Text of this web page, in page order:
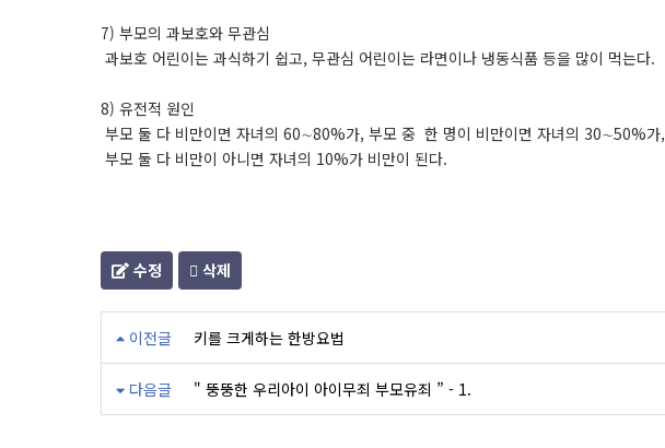
7) 부모의 과보호와 무관심
과보호 어린이는 과식하기 쉽고, 무관심 어린이는 라면이나 냉동식품 등을 많이 먹는다.
8) 유전적 원인
부모 둘 다 비만이면 자녀의 60∼80%가, 부모 중 한 명이 비만이면 자녀의 30∼50%가,
부모 둘 다 비만이 아니면 자녀의 10%가 비만이 된다.
수정 삭제
이전글 키를 크게하는 한방요법
다음글 " 뚱뚱한 우리아이 아이무죄 부모유죄 ” - 1.